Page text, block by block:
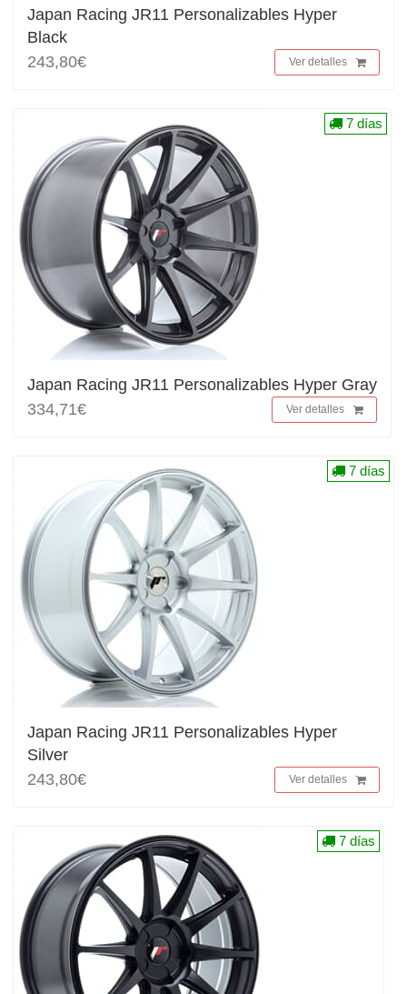
Japan Racing JR11 Personalizables Hyper
Black
243,80€
Ver detalles
Japan Racing JR11 Personalizables Hyper Gray
334,71€
Ver detalles
7 días
Japan Racing JR11 Personalizables Hyper
Silver
243,80€
Ver detalles
7 días
7 días